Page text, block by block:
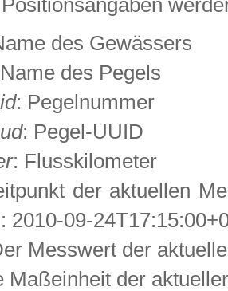
des Gewässers
des Pegels
: Pegelnummer
: Pegel-UUID
: Flusskilometer
der aktuellen
2010-09-
Messwert der
Maßeinheit der